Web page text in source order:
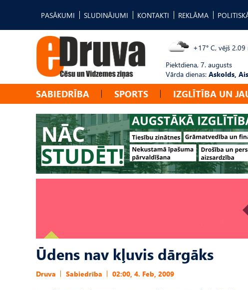
PASĀKUMI SLUDINĀJUMI KONTAKTI REKLĀMA
+17° C, vējš
Piektdiena, 7. augusts
Vārda dienas: Askolds,
SABIEDRĪBA SPORTS IZGLĪTĪBA UN
Ūdens nav kļuvis dārgāks
Druva Sabiedrība 02:00, 4. Feb, 2009